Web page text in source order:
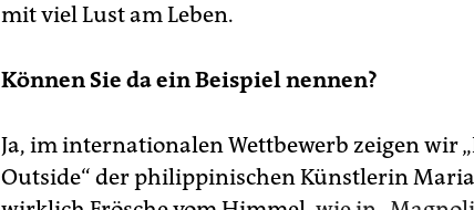
mit viel Lust am Leben.
Können Sie da ein Beispiel nennen?
Ja, im internationalen Wettbewerb zeigen wir
Outside“ der philippinischen Künstlerin Maria